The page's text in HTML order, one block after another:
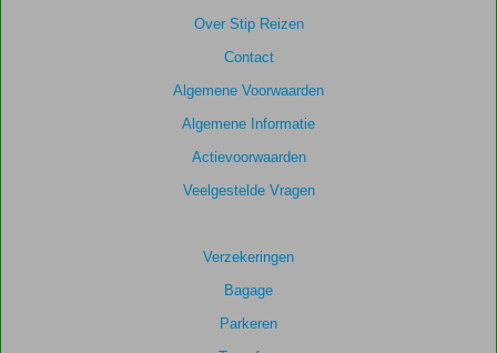
Kindvriendelijk
9,3
Wifi kwaliteit
Over Stip Reizen
Contact
Algemene Voorwaarden
Algemene Informatie
Actievoorwaarden
Veelgestelde Vragen
Verzekeringen
Bagage
Parkeren